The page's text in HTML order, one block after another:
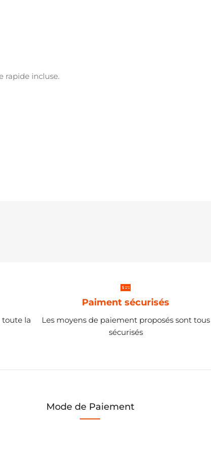
rapide incluse.
toute la
Paiment sécurisés
Les moyens de paiement proposés sont tous
sécurisés
Mode de Paiement